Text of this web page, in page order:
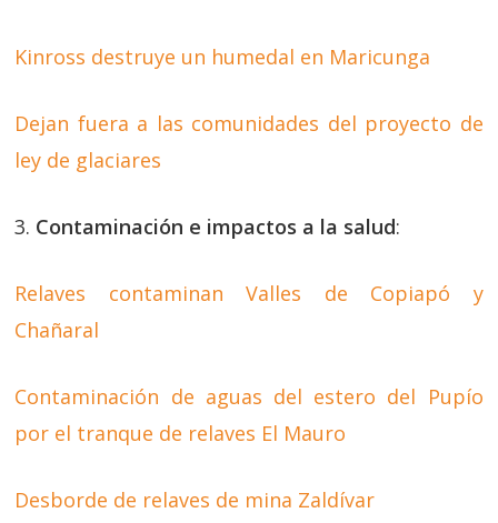
Kinross destruye un humedal en Maricunga
Dejan fuera a las comunidades del proyecto de
ley de glaciares
3. Contaminación e impactos a la salud:
Relaves contaminan Valles de Copiapó y
Chañaral
Contaminación de aguas del estero del Pupío
por el tranque de relaves El Mauro
Desborde de relaves de mina Zaldívar